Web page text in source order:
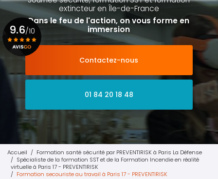
extincteuren Île-de-France
Dans le feu de l'action, on vous forme en
immersion
Contactez-nous
01 84 20 18 48
9.6/10
Voir le certificat
Accueil
Formation santé sécurité par PREVENTIRISK à Paris La Défense
Spécialiste de la formation SST et de la Formation Incendie en réalité
virtuelle à Paris 17 - PREVENTIRISK
Formation secouriste au travail à Paris 17 - PREVENTIRISK